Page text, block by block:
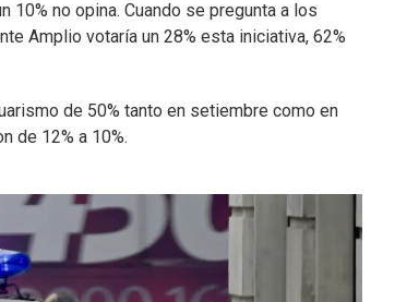
10% no opina. Cuando se pregunta a los
Amplio votaría un 28% esta iniciativa, 62%
de 50% tanto en setiembre como en
de 12% a 10%.